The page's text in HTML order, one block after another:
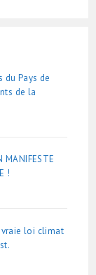
du Pays de
de la
MANIFESTE
!
vraie loi climat